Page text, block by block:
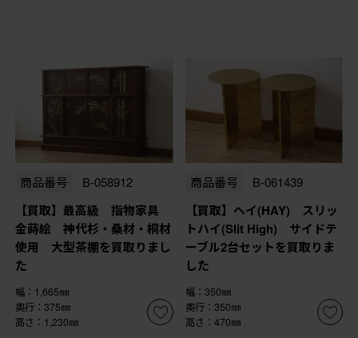
商品番号 B-058912
【買取】最高級 指物家具
金蒔絵 神代杉・桑材・桐材
使用 大型茶棚を買取りまし
た
幅：1,665㎜
奥行：375㎜
高さ：1,230㎜
商品番号 B-061439
【買取】ヘイ(HAY) スリッ
トハイ(Slit High) サイドテ
ーブル2台セットを買取りま
した
幅：350㎜
奥行：350㎜
高さ：470㎜